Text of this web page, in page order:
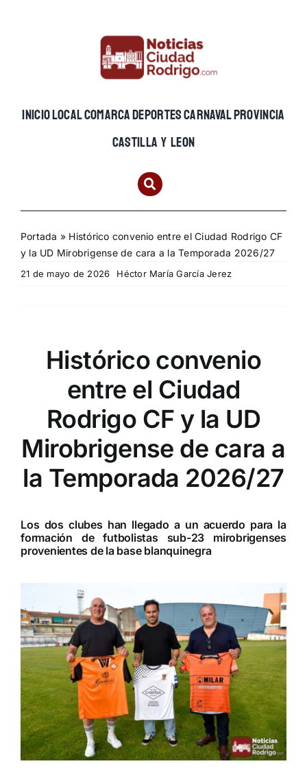
INICIOLOCALCOMARCADEPORTESCARNAVALPROVINCIA
CASTILLA Y LEON
Portada » Histórico convenio entre el Ciudad Rodrigo CF
y la UD Mirobrigense de cara a la Temporada 2026/27
21 de mayo de 2026 Héctor María García Jerez
Histórico convenio
entre el Ciudad
Rodrigo CF y la UD
Mirobrigense de cara a
la Temporada 2026/27
Los dos clubes han llegado a un acuerdo para la
formación de futbolistas sub-23 mirobrigenses
provenientes de la base blanquinegra